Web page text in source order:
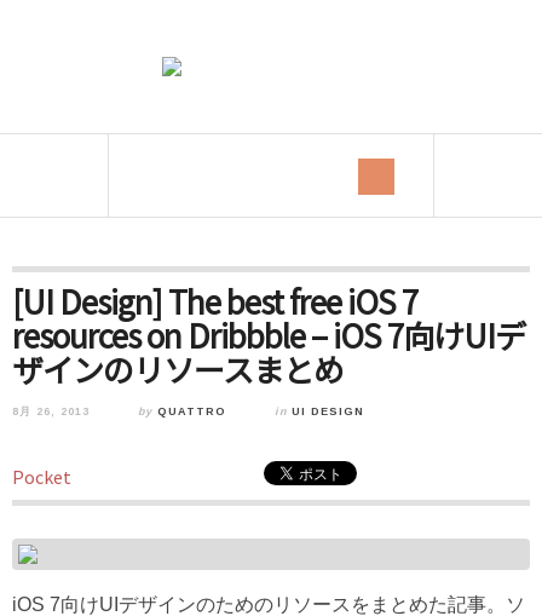
[UI Design] The best free iOS 7
resources on Dribbble – iOS 7向けUIデ
ザインのリソースまとめ
8月 26, 2013 by QUATTRO in UI DESIGN
Pocket
iOS 7向けUIデザインのためのリソースをまとめた記事。ソ